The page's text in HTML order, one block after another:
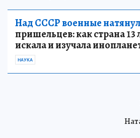
Над СССР военные
пришельцев: как страна 13
искала и изучала
НАУКА